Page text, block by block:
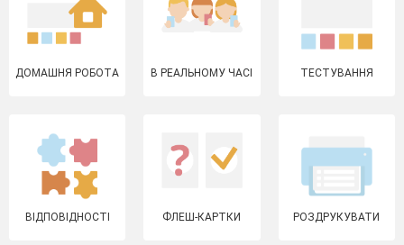
ДОМАШНЯ РОБОТА В РЕАЛЬНОМУ ЧАСІ ТЕСТУВАННЯ
ВІДПОВІДНОСТІ ФЛЕШ-КАРТКИ РОЗДРУКУВАТИ